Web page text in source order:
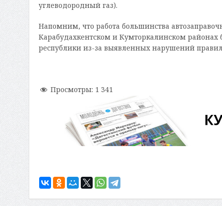
углеводородный газ).
Напомним, что работа большинства
Карабудахкентском и Кумторкалинском
республики из-за выявленных нарушений
Просмотры: 1 341